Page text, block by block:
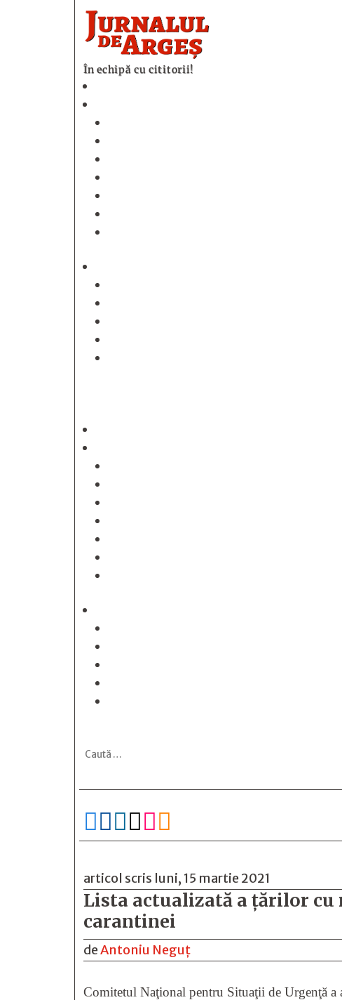
În echipă cu cititorii!

articol scris luni, 15 martie 2021
Lista actualizată a ţărilor
carantinei
deAntoniu Neguț
Comitetul Naţional pentru Situaţii de Urgenţă a